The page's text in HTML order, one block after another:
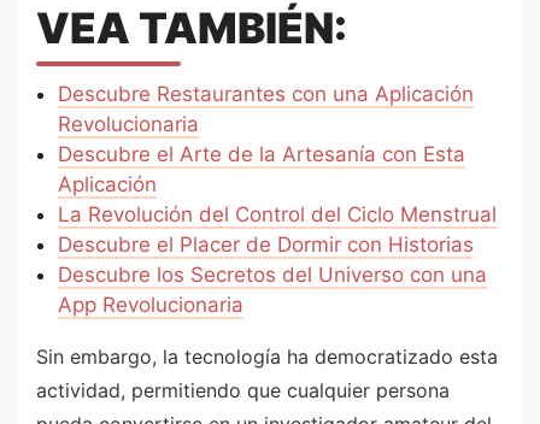
VEA TAMBIÉN:
Descubre Restaurantes con una Aplicación
Revolucionaria
Descubre el Arte de la Artesanía con Esta
Aplicación
La Revolución del Control del Ciclo Menstrual
Descubre el Placer de Dormir con Historias
Descubre los Secretos del Universo con una
App Revolucionaria
Sin embargo, la tecnología ha democratizado esta
actividad, permitiendo que cualquier persona